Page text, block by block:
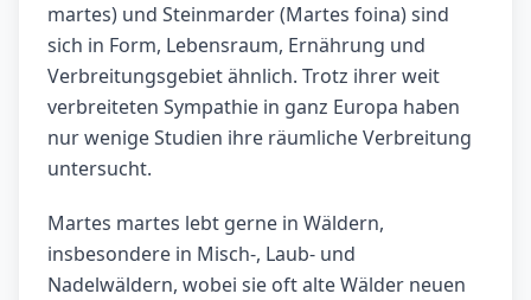
martes) und Steinmarder (Martes foina) sind
sich in Form, Lebensraum, Ernährung und
Verbreitungsgebiet ähnlich. Trotz ihrer weit
verbreiteten Sympathie in ganz Europa haben
nur wenige Studien ihre räumliche Verbreitung
untersucht.
Martes martes lebt gerne in Wäldern,
insbesondere in Misch-, Laub- und
Nadelwäldern, wobei sie oft alte Wälder neuen